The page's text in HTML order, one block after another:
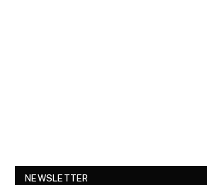
NEWSLETTER